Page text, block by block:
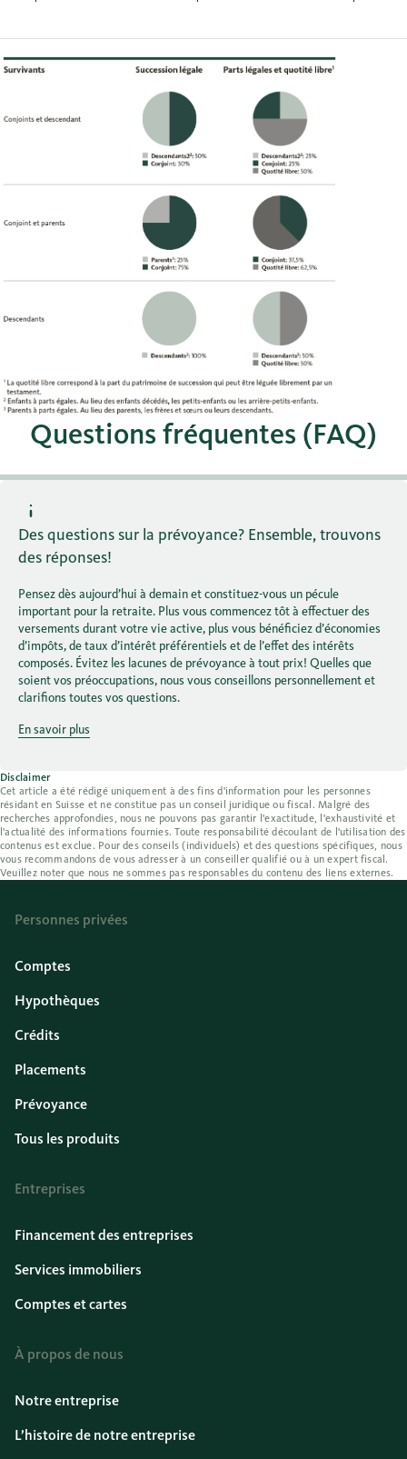
Questions fréquentes (FAQ)
Des questions sur la prévoyance? Ensemble, trouvons
des réponses!
Pensez dès aujourd’hui à demain et constituez-vous un pécule
important pour la retraite. Plus vous commencez tôt à effectuer des
versements durant votre vie active, plus vous bénéficiez d’économies
d’impôts, de taux d’intérêt préférentiels et de l’effet des intérêts
composés. Évitez les lacunes de prévoyance à tout prix! Quelles que
soient vos préoccupations, nous vous conseillons personnellement et
clarifions toutes vos questions.
En savoir plus
Disclaimer
Cet article a été rédigé uniquement à des fins d'information pour les personnes
résidant en Suisse et ne constitue pas un conseil juridique ou fiscal. Malgré des
recherches approfondies, nous ne pouvons pas garantir l'exactitude, l'exhaustivité et
l'actualité des informations fournies. Toute responsabilité découlant de l'utilisation des
contenus est exclue. Pour des conseils (individuels) et des questions spécifiques, nous
vous recommandons de vous adresser à un conseiller qualifié ou à un expert fiscal.
Veuillez noter que nous ne sommes pas responsables du contenu des liens externes.
Personnes privées
Comptes
Hypothèques
Crédits
Placements
Prévoyance
Tous les produits
Entreprises
Financement des entreprises
Services immobiliers
Comptes et cartes
À propos de nous
Notre entreprise
L’histoire de notre entreprise